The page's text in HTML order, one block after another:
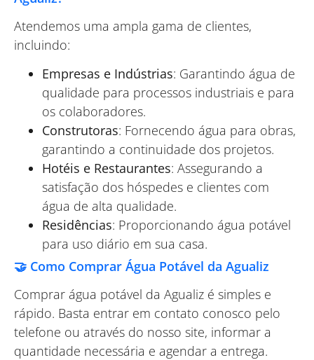
Atendemos uma ampla gama de clientes,
incluindo:
Empresas e Indústrias: Garantindo água de
qualidade para processos industriais e para
os colaboradores.
Construtoras: Fornecendo água para obras,
garantindo a continuidade dos projetos.
Hotéis e Restaurantes: Assegurando a
satisfação dos hóspedes e clientes com
água de alta qualidade.
Residências: Proporcionando água potável
para uso diário em sua casa.
🤝 Como Comprar Água Potável da Agualiz
Comprar água potável da Agualiz é simples e
rápido. Basta entrar em contato conosco pelo
telefone ou através do nosso site, informar a
quantidade necessária e agendar a entrega.